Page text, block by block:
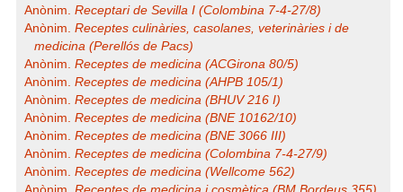
Anònim. Receptari de Sevilla I (Colombina 7-4-27/8)
Anònim. Receptes culinàries, casolanes, veterinàries i de
medicina (Perellós de Pacs)
Anònim. Receptes de medicina (ACGirona 80/5)
Anònim. Receptes de medicina (AHPB 105/1)
Anònim. Receptes de medicina (BHUV 216 I)
Anònim. Receptes de medicina (BNE 10162/10)
Anònim. Receptes de medicina (BNE 3066 III)
Anònim. Receptes de medicina (Colombina 7-4-27/9)
Anònim. Receptes de medicina (Wellcome 562)